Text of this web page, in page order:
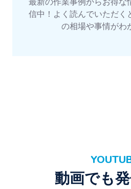
信中！よく読んでいただく
の相場や事情がわ
動画でも発